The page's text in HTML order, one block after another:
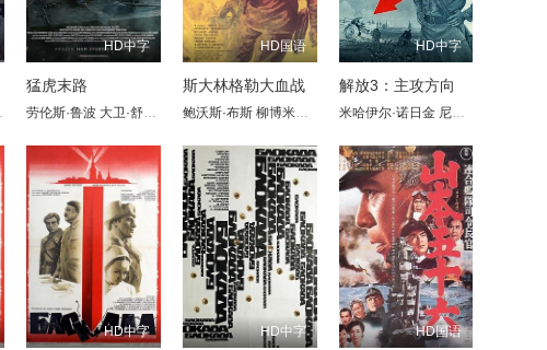
Vladimir Savelev Marina Kovalyova N. Petrunkin Marie Nováková Yuri Timoshenko
HD中字
猛虎末路
劳伦斯·鲁波 大卫·舒特 塞巴斯蒂安·乌泽多夫斯基 安德烈·赫尼克 阿尔恩特·施韦林·索瑞
HD国语
斯大林格勒大血战
鲍沃斯·布斯 柳博米拉斯·劳恰维丘斯 谢尔盖·尼科年科
HD中字
解放3：主攻方向
米哈伊尔·诺日金 尼古拉·奥拉宁
HD中字 HD中字 HD国语